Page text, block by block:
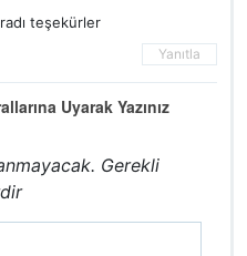
teşekürler
Yanıtla
Uyarak Yazınız
Gerekli